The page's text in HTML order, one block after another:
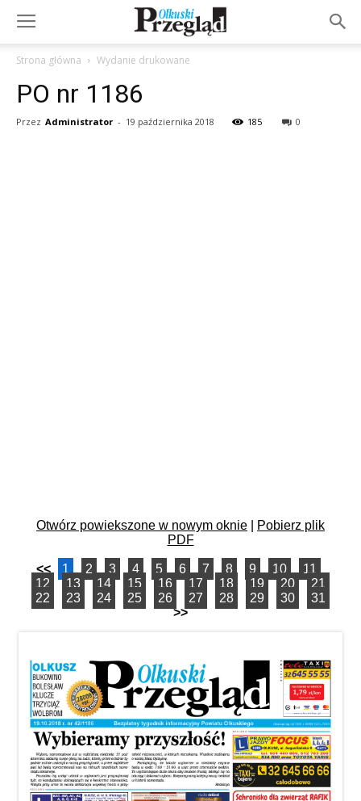
Strona główna Wydanie drukowane
PO nr 1186
Przez Administrator - 19 października 2018 185 0